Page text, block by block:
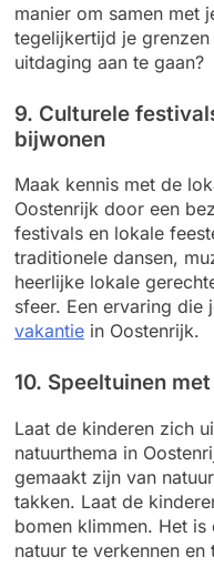
manier om samen met
tegelijkertijd je
uitdaging aan te gaan?
9. Culturele
bijwonen
Maak kennis met de
Oostenrijk door een
festivals en lokale
traditionele dansen,
heerlijke lokale
sfeer. Een ervaring die
vakantie in Oostenrijk.
10. Speeltuinen
Laat de kinderen zich
natuurthema in
gemaakt zijn van
takken. Laat de
bomen klimmen. Het
natuur te verkennen